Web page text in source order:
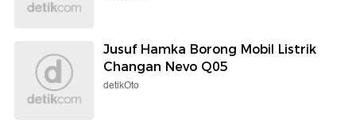
Jusuf Hamka Borong Mobil Listrik
Changan Nevo Q05
detikOto